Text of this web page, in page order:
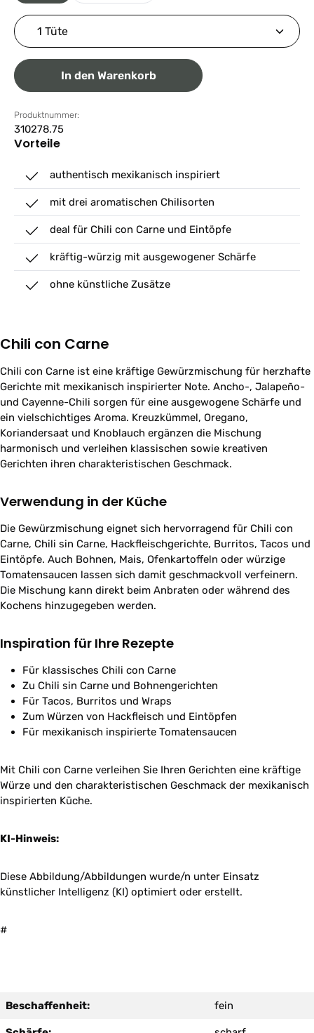
Produkt Anzahl: Gib den gewünschten Wert ein
In den Warenkorb
Produktnummer:
310278.75
Vorteile
authentisch mexikanisch inspiriert
mit drei aromatischen Chilisorten
deal für Chili con Carne und Eintöpfe
kräftig-würzig mit ausgewogener Schärfe
ohne künstliche Zusätze
Chili con Carne
Chili con Carne ist eine kräftige Gewürzmischung für herzhafte
Gerichte mit mexikanisch inspirierter Note. Ancho-, Jalapeño-
und Cayenne-Chili sorgen für eine ausgewogene Schärfe und
ein vielschichtiges Aroma. Kreuzkümmel, Oregano,
Koriandersaat und Knoblauch ergänzen die Mischung
harmonisch und verleihen klassischen sowie kreativen
Gerichten ihren charakteristischen Geschmack.
Verwendung in der Küche
Die Gewürzmischung eignet sich hervorragend für Chili con
Carne, Chili sin Carne, Hackfleischgerichte, Burritos, Tacos und
Eintöpfe. Auch Bohnen, Mais, Ofenkartoffeln oder würzige
Tomatensaucen lassen sich damit geschmackvoll verfeinern.
Die Mischung kann direkt beim Anbraten oder während des
Kochens hinzugegeben werden.
Inspiration für Ihre Rezepte
Für klassisches Chili con Carne
Zu Chili sin Carne und Bohnengerichten
Für Tacos, Burritos und Wraps
Zum Würzen von Hackfleisch und Eintöpfen
Für mexikanisch inspirierte Tomatensaucen
Mit Chili con Carne verleihen Sie Ihren Gerichten eine kräftige
Würze und den charakteristischen Geschmack der mexikanisch
inspirierten Küche.
KI-Hinweis:
Diese Abbildung/Abbildungen wurde/n unter Einsatz
künstlicher Intelligenz (KI) optimiert oder erstellt.
#
Beschaffenheit: fein